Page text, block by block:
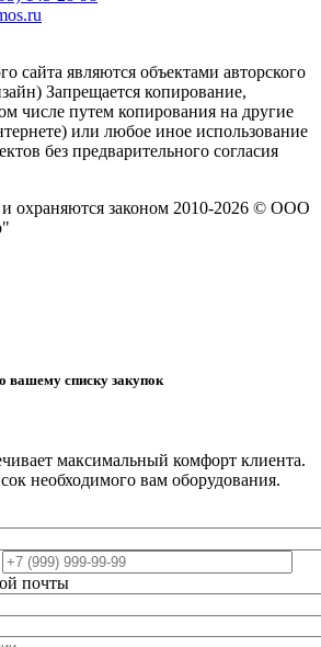
сайта являются объектами авторского
Запрещается копирование,
числе путем копирования на другие
или любое иное использование
без предварительного согласия
охраняются законом 2010-2026 © ООО
вашему списку закупок
максимальный комфорт клиента.
необходимого вам оборудования.
почты